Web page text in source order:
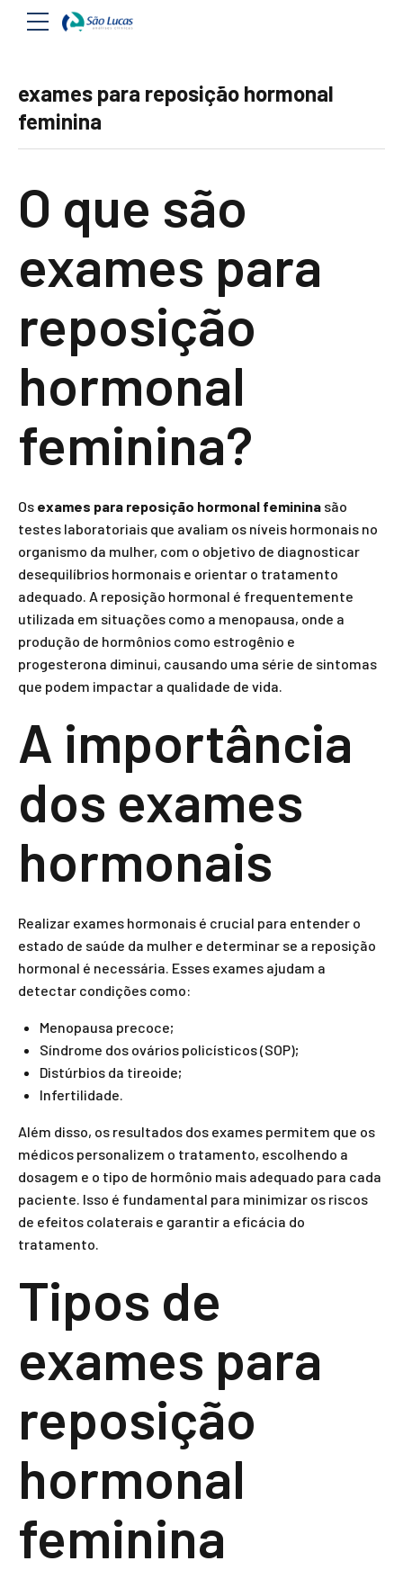
exames para reposição hormonal
feminina
O que são
exames para
reposição
hormonal
feminina?
Os exames para reposição hormonal feminina são
testes laboratoriais que avaliam os níveis hormonais no
organismo da mulher, com o objetivo de diagnosticar
desequilíbrios hormonais e orientar o tratamento
adequado. A reposição hormonal é frequentemente
utilizada em situações como a menopausa, onde a
produção de hormônios como estrogênio e
progesterona diminui, causando uma série de sintomas
que podem impactar a qualidade de vida.
A importância
dos exames
hormonais
Realizar exames hormonais é crucial para entender o
estado de saúde da mulher e determinar se a reposição
hormonal é necessária. Esses exames ajudam a
detectar condições como:
Menopausa precoce;
Síndrome dos ovários policísticos (SOP);
Distúrbios da tireoide;
Infertilidade.
Além disso, os resultados dos exames permitem que os
médicos personalizem o tratamento, escolhendo a
dosagem e o tipo de hormônio mais adequado para cada
paciente. Isso é fundamental para minimizar os riscos
de efeitos colaterais e garantir a eficácia do
tratamento.
Tipos de
exames para
reposição
hormonal
feminina